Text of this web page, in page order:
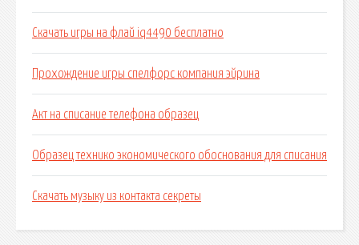
Скачать игры на флай iq4490 бесплатно
Прохождение игры спелфорс компания эйрина
Акт на списание телефона образец
Образец технико экономического обоснования для списания
Скачать музыку из контакта секреты